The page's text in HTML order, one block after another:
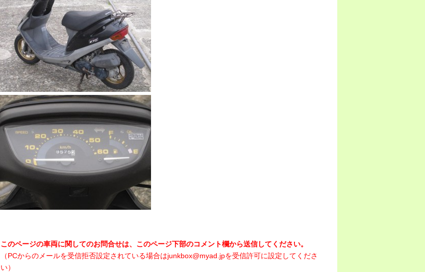
このページの車両に関してのお問合せは、このページ下部のコメント欄から送信してください。
（PCからのメールを受信拒否設定されている場合はjunkbox@myad.jpを受信許可に設定してくださ
い）